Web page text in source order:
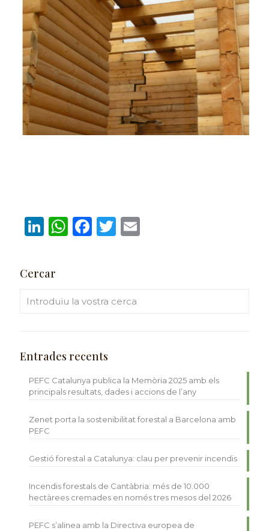
LinkedIn
WhatsApp
Facebook
Twitter
Email
Cercar
Entrades recents
PEFC Catalunya publica la Memòria 2025 amb els
principals resultats, dades i accions de l’any
Zenet porta la sostenibilitat forestal a Barcelona amb
PEFC
Gestió forestal a Catalunya: clau per prevenir incendis
Incendis forestals de Cantàbria: més de 10.000
hectàrees cremades en només tres mesos del 2026
PEFC s’alinea amb la Directiva europea de